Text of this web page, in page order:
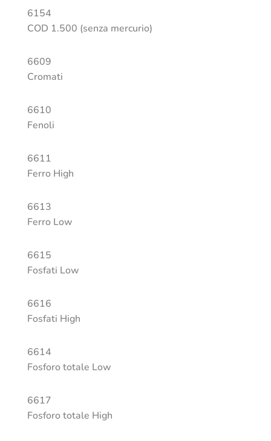
6154
COD 1.500 (senza mercurio)
6609
Cromati
6610
Fenoli
6611
Ferro High
6613
Ferro Low
6615
Fosfati Low
6616
Fosfati High
6614
Fosforo totale Low
6617
Fosforo totale High